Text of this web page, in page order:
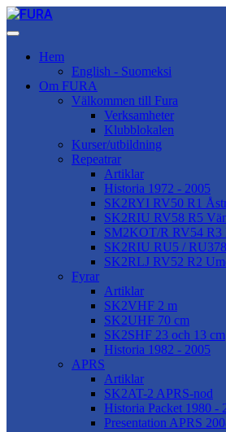
Hem
English - Suomeksi
Om FURA
Välkommen till Fura
Verksamheter
Klubblokalen
Kurser/utbildning
Repeatrar
Artiklar
Historia 1972 - 2005
SK2RYI RV50 R1
SK2RIU RV58 R5
SM2KOT/R RV54 R3
SK2RIU RU5 /
SK2RLJ RV52 R2
Fyrar
Artiklar
SK2VHF 2 m
SK2UHF 70 cm
SK2SHF 23 och 13 cm
Historia 1982 - 2005
APRS
Artiklar
SK2AT-2 APRS-nod
Historia Packet 1980 -
Presentation APRS